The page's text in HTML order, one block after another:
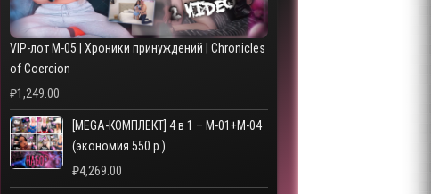
VIP-лот M-05 | Хроники принуждений | Chronicles
of Coercion
₽1,249.00
[MEGA-КОМПЛЕКТ] 4 в 1 – M-01+M-04
(экономия 550 р.)
₽4,269.00